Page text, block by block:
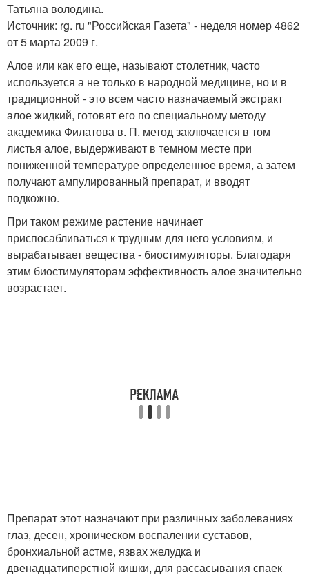
Татьяна володина.
Источник: rg. ru "Российская Газета" - неделя номер 4862
от 5 марта 2009 г.
Алое или как его еще, называют столетник, часто
используется а не только в народной медицине, но и в
традиционной - это всем часто назначаемый экстракт
алое жидкий, готовят его по специальному методу
академика Филатова в. П. метод заключается в том
листья алое, выдерживают в темном месте при
пониженной температуре определенное время, а затем
получают ампулированный препарат, и вводят
подкожно.
При таком режиме растение начинает
приспосабливаться к трудным для него условиям, и
вырабатывает вещества - биостимуляторы. Благодаря
этим биостимуляторам эффективность алое значительно
возрастает.
Препарат этот назначают при различных заболеваниях
глаз, десен, хроническом воспалении суставов,
бронхиальной астме, язвах желудка и
двенадцатиперстной кишки, для рассасывания спаек